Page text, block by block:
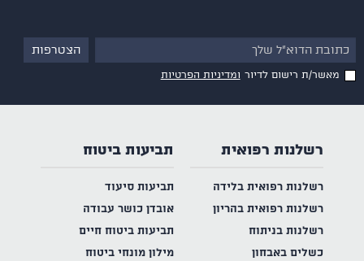
מאשר/ת רישום לדיור ומדיניות הפרטיות
רשלנות רפואית
רשלנות רפואית בלידה
רשלנות רפואית בהריון
רשלנות בניתוח
כשלים באבחון
תביעות ביטוח
תביעות סיעוד
אובדן כושר עבודה
תביעות ביטוח חיים
מילון מונחי ביטוח